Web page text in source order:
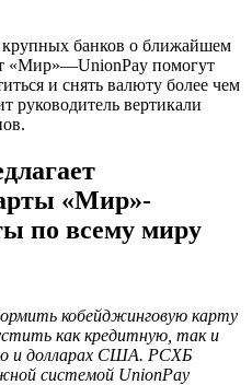
крупных банков о ближайшем
«Мир»—UnionPay помогут
и снять валюту более чем
руководитель вертикали
«Мир»-
по всему миру
кобейджинговую карту
как кредитную, так и
и долларах США. РСХБ
системой UnionPay